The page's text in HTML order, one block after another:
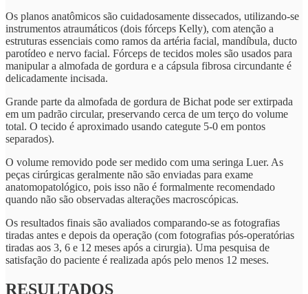
Os planos anatômicos são cuidadosamente dissecados, utilizando-se
instrumentos atraumáticos (dois fórceps Kelly), com atenção a
estruturas essenciais como ramos da artéria facial, mandíbula, ducto
parotídeo e nervo facial. Fórceps de tecidos moles são usados para
manipular a almofada de gordura e a cápsula fibrosa circundante é
delicadamente incisada.
Grande parte da almofada de gordura de Bichat pode ser extirpada
em um padrão circular, preservando cerca de um terço do volume
total. O tecido é aproximado usando categute 5-0 em pontos
separados).
O volume removido pode ser medido com uma seringa Luer. As
peças cirúrgicas geralmente não são enviadas para exame
anatomopatológico, pois isso não é formalmente recomendado
quando não são observadas alterações macroscópicas.
Os resultados finais são avaliados comparando-se as fotografias
tiradas antes e depois da operação (com fotografias pós-operatórias
tiradas aos 3, 6 e 12 meses após a cirurgia). Uma pesquisa de
satisfação do paciente é realizada após pelo menos 12 meses.
RESULTADOS